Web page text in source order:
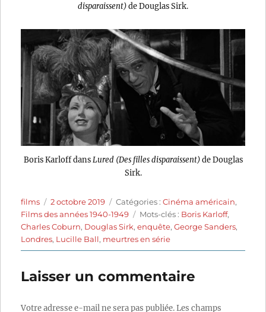
disparaissent)de Douglas Sirk.
Boris Karloff dans Lured (Des filles disparaissent)de Douglas
Sirk.
Auteur
films
Publié
le
2 octobre 2019 Catégories
Catégories :Cinéma américain,
Films des années 1940-1949
Étiquettes
Mots-clés : Boris Karloff,
Charles Coburn, Douglas Sirk,enquête,George Sanders,
Londres, Lucille Ball, meurtres en série
Laisser un commentaire
Votre adresse e-mail ne sera pas publiée.Les champs